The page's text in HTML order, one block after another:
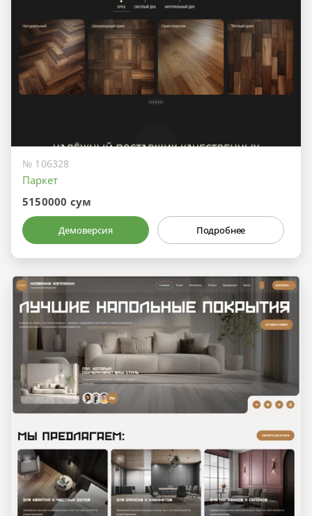
№ 106328
Паркет
5150000 сум
Демоверсия Подробнее